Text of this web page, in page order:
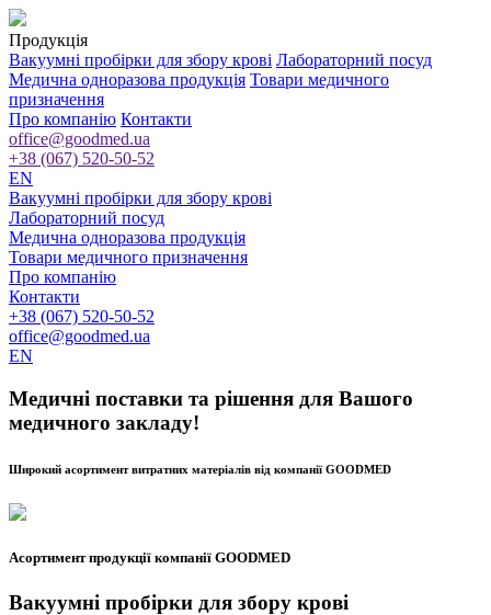
Продукція
Вакуумні пробірки для збору крові Лабораторний посуд
Медична одноразова продукція Товари медичного
призначення
Про компанію Контакти
office@goodmed.ua
+38 (067) 520-50-52
EN
Вакуумні пробірки для збору крові
Лабораторний посуд
Медична одноразова продукція
Товари медичного призначення
Про компанію
Контакти
+38 (067) 520-50-52
office@goodmed.ua
EN
Медичні поставки та рішення для Вашого
медичного закладу!
Широкий асортимент витратних матеріалів від компанії GOODMED
Асортимент продукції компанії GOODMED
Вакуумні пробірки для збору крові